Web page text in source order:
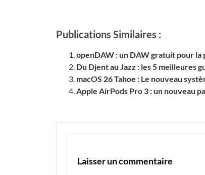
Publications Similaires :
openDAW : un DAW gratuit pour la
Du Djent au Jazz : les 5 meilleures
macOS 26 Tahoe : Le nouveau
Apple AirPods Pro 3 : un nouveau
Laisser un commentaire